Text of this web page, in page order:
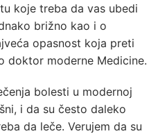
koje treba da vas ubedi
brižno kao i o
opasnost koja preti
doktor moderne Medicine.
bolesti u modernoj
i da su često daleko
da leče. Verujem da su